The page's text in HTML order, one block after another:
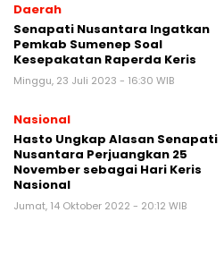
Daerah
Senapati Nusantara Ingatkan
Pemkab Sumenep Soal
Kesepakatan Raperda Keris
Minggu, 23 Juli 2023 - 16:30 WIB
Nasional
Hasto Ungkap Alasan Senapati
Nusantara Perjuangkan 25
November sebagai Hari Keris
Nasional
Jumat, 14 Oktober 2022 - 20:12 WIB